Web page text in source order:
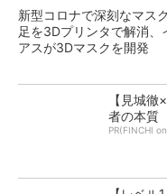
新型コロナで深刻なマス
足を3Dプリンタで解消、
アスが3Dマスクを開発
【見城
者の本質
PR(FINCHI